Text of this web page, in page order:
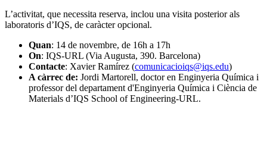
L’activitat, que necessita reserva, inclou una visita posterior als
laboratoris d’IQS, de caràcter opcional.
Quan: 14 de novembre, de 16h a 17h
On: IQS-URL (Via Augusta, 390. Barcelona)
Contacte: Xavier Ramírez (comunicacioiqs@iqs.edu)
A càrrec de: Jordi Martorell, doctor en Enginyeria Química i
professor del departament d'Enginyeria Química i Ciència de
Materials d’IQS School of Engineering-URL.